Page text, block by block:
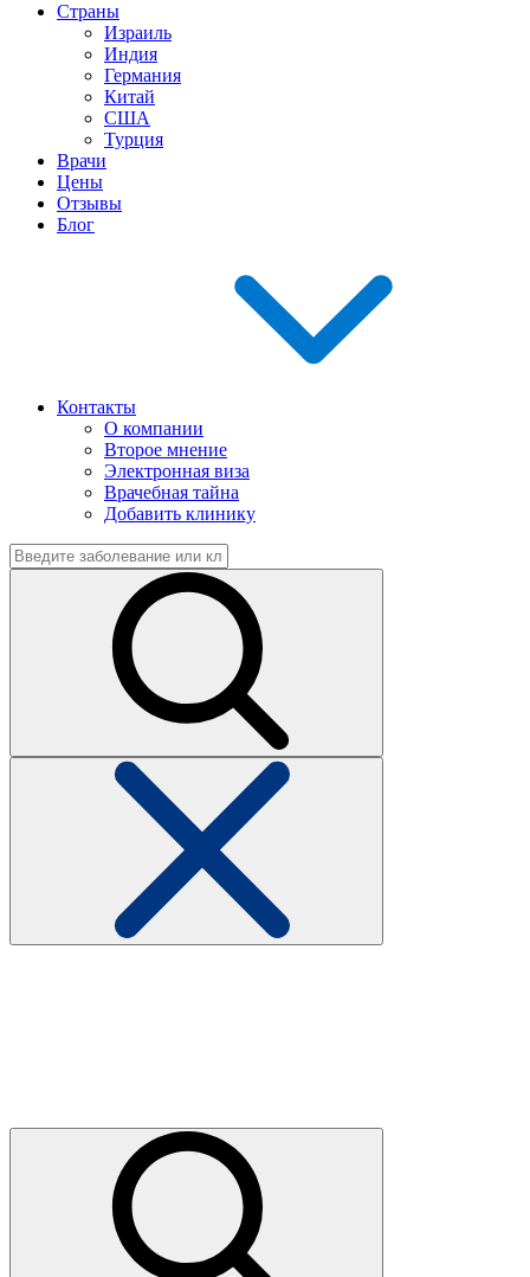
Страны
Израиль
Индия
Германия
Китай
США
Турция
Врачи
Цены
Отзывы
Блог
Контакты
О компании
Второе мнение
Электронная виза
Врачебная тайна
Добавить клинику